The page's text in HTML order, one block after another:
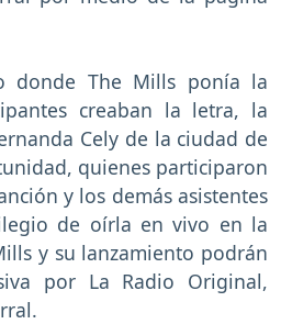
donde The Mills ponía la
creaban la letra, la
Cely de la ciudad de
quienes participaron
y los demás asistentes
de oírla en vivo en la
y su lanzamiento podrán
por La Radio Original,